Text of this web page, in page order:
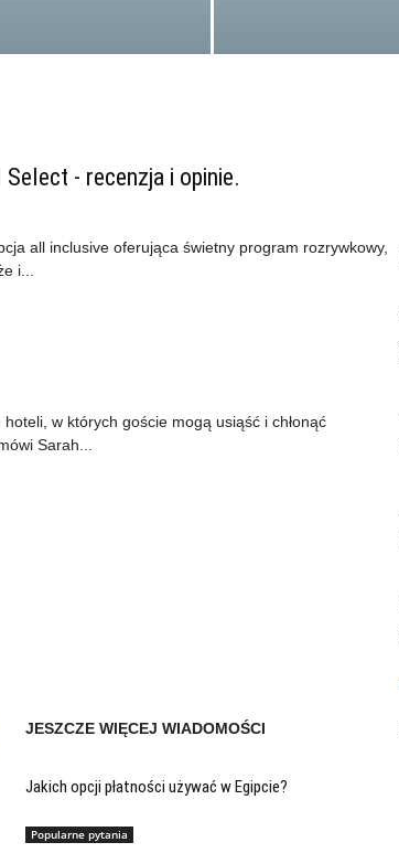
- recenzja i opinie.
all inclusive oferująca świetny program rozrywkowy,
i...
w których goście mogą usiąść i chłonąć
Sarah...
JESZCZE WIĘCEJ WIADOMOŚCI
Jakich opcji płatności używać w Egipcie?
Popularne pytania